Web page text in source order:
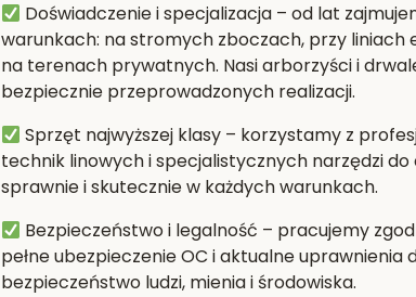
Doświadczenie i specjalizacja – od lat
warunkach: na stromych zboczach, przy
na terenach prywatnych. Nasi arborzyści i
bezpiecznie przeprowadzonych realizacji.
Sprzęt najwyższej klasy – korzystamy z
technik linowych i specjalistycznych narzędzi do
sprawnie i skutecznie w każdych warunkach.
Bezpieczeństwo i legalność – pracujemy
pełne ubezpieczenie OC i aktualne
bezpieczeństwo ludzi, mienia i środowiska.